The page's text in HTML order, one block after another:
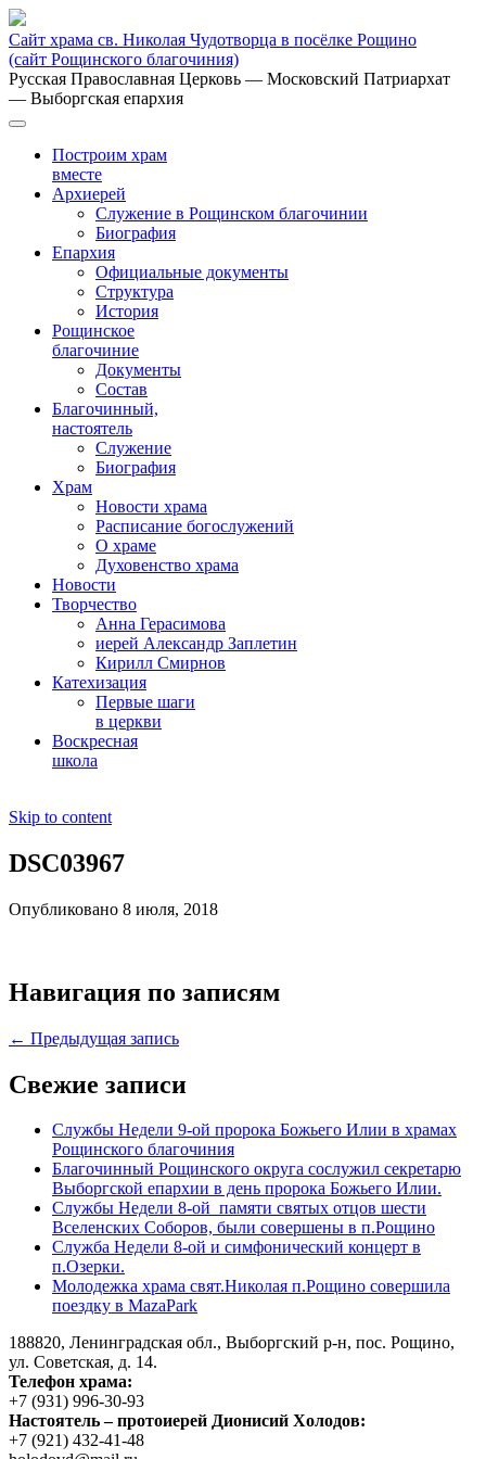
Сайт храма св. Николая Чудотворца в посёлке Рощино
(сайт Рощинского благочиния)
Русская Православная Церковь — Московский Патриархат
— Выборгская епархия
Построим храм
вместе
Архиерей
Служение в Рощинском благочинии
Биография
Епархия
Официальные документы
Структура
История
Рощинское
благочиние
Документы
Состав
Благочинный,
настоятель
Служение
Биография
Храм
Новости храма
Расписание богослужений
О храме
Духовенство храма
Новости
Творчество
Анна Герасимова
иерей Александр Заплетин
Кирилл Смирнов
Катехизация
Первые шаги
в церкви
Воскресная
школа
Skip to content
DSC03967
Опубликовано 8 июля, 2018
Навигация по записям
← Предыдущая запись
Свежие записи
Службы Недели 9-ой пророка Божьего Илии в храмах
Рощинского благочиния
Благочинный Рощинского округа сослужил секретарю
Выборгской епархии в день пророка Божьего Илии.
Службы Недели 8-ой памяти святых отцов шести
Вселенских Соборов, были совершены в п.Рощино
Служба Недели 8-ой и симфонический концерт в
п.Озерки.
Молодежка храма свят.Николая п.Рощино совершила
поездку в MazaPark
188820, Ленинградская обл., Выборгский р-н, пос. Рощино,
ул. Советская, д. 14.
Телефон храма:
+7 (931) 996-30-93
Настоятель – протоиерей Дионисий Холодов:
+7 (921) 432-41-48